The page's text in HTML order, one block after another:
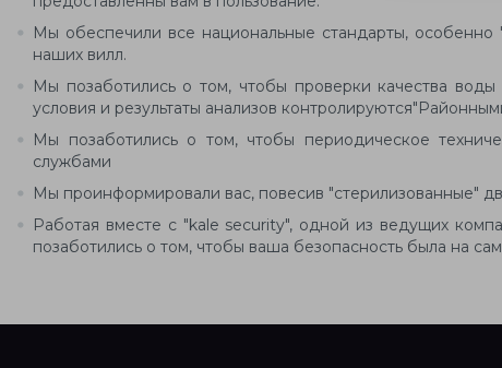
Мы обеспечили все национальные стандарты, особенно
наших вилл.
Мы позаботились о том, чтобы проверки качества
условия и результаты анализов
Мы позаботились о том, чтобы периодическое
службами
Мы проинформировали вас, повесив "стерилизованные"
Работая вместе с "kale security", одной из ведущих
позаботились о том, чтобы ваша безопасность была на